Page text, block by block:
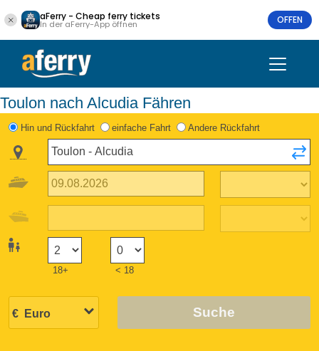
aFerry - Cheap ferry tickets
In der aFerry-App öffnen OFFEN
Toulon nach Alcudia Fähren
Hin und Rückfahrt einfache Fahrt Andere Rückfahrt
18+ < 18
Suche